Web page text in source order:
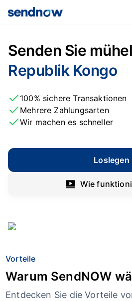
Senden Sie
Republik Kongo
100% sichere Transaktionen
Mehrere Zahlungsarten
Wir machen es schneller
Loslegen
Wie
Vorteile
Warum SendNOW
Entdecken Sie die Vorteile